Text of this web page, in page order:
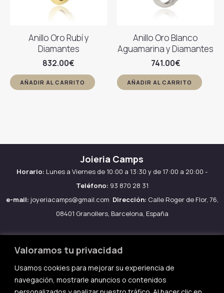
Valoramos tu privacidad
Usamos cookies para mejorar su experiencia de
navegación, mostrarle anuncios o contenidos
Anillo Oro Rubí y
Diamantes
832.00€
AÑADIR AL CARRITO
Anillo Oro Blanco
Aguamarina y Diamantes
741.00€
AÑADIR AL CARRITO
Joieria Camps
Horario: Lunes a Viernes de 10:00 a 13:30 y de 17:00 a 20:00 -
Teléfono: 93 870 28 31
e-mail: joyeriacamps@gmail.com Dirección: Calle Roger de Flor, 76,
08401 Granollers, Barcelona, España
Aviso legal
Política de Cookies